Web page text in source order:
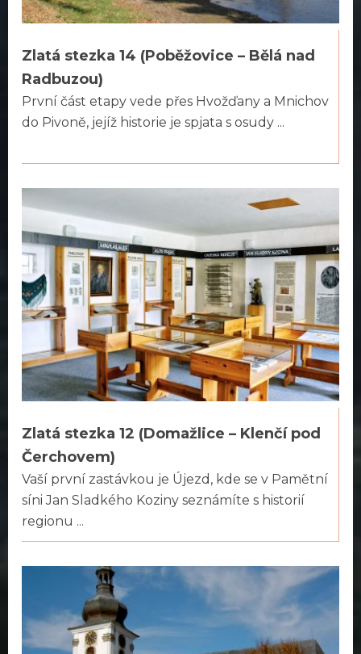
Zlatá stezka 14 (Poběžovice – Bělá nad
Radbuzou)
První část etapy vede přes Hvožďany a Mnichov
do Pivoně, jejíž historie je spjata s osudy ...
Zlatá stezka 12 (Domažlice – Klenčí pod
Čerchovem)
Vaší první zastávkou je Újezd, kde se v Pamětní
síni Jan Sladkého Koziny seznámíte s historií
regionu ...